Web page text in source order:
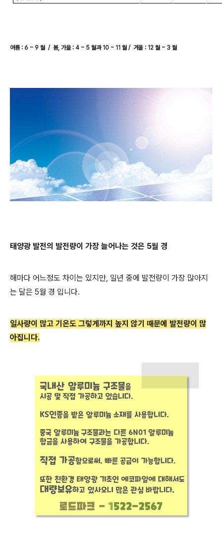
여름 : 6 ~ 9 월 / 봄, 가을 : 4 ~ 5 월과 10 ~ 11 월 / 겨울 : 12 월 ~ 3 월
태양광 발전의 발전량이 가장 늘어나는 것은 5월 경
해마다 어느정도 차이는 있지만, 일년 중에 발전량이 가장 많아지
는 달은 5월 경 입니다.
일사량이 많고 기온도 그렇게까지 높지 않기 때문에 발전량이 많
아집니다.